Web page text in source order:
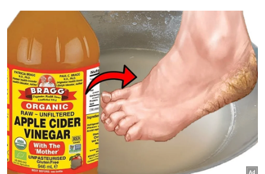
sehingga 3 Oktober ini.